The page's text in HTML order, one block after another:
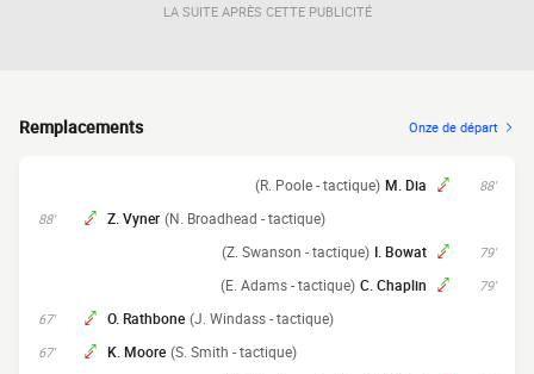
LA SUITE APRÈS CETTE PUBLICITÉ
Remplacements Onze de départ
88'
M. Dia
(R. Poole - tactique)
88' Z. Vyner (N. Broadhead - tactique)
79'
I. Bowat
(Z. Swanson - tactique)
79'
C. Chaplin
(E. Adams - tactique)
67' O. Rathbone (J. Windass - tactique)
67' K. Moore (S. Smith - tactique)